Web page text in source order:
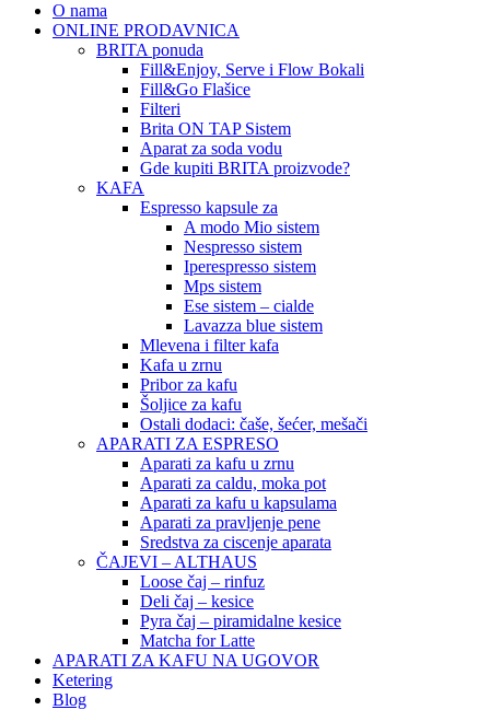
O nama
ONLINE PRODAVNICA
BRITA ponuda
Fill&Enjoy, Serve i Flow Bokali
Fill&Go Flašice
Filteri
Brita ON TAP Sistem
Aparat za soda vodu
Gde kupiti BRITA proizvode?
KAFA
Espresso kapsule za
A modo Mio sistem
Nespresso sistem
Iperespresso sistem
Mps sistem
Ese sistem – cialde
Lavazza blue sistem
Mlevena i filter kafa
Kafa u zrnu
Pribor za kafu
Šoljice za kafu
Ostali dodaci: čaše, šećer, mešači
APARATI ZA ESPRESO
Aparati za kafu u zrnu
Aparati za caldu, moka pot
Aparati za kafu u kapsulama
Aparati za pravljenje pene
Sredstva za ciscenje aparata
ČAJEVI – ALTHAUS
Loose čaj – rinfuz
Deli čaj – kesice
Pyra čaj – piramidalne kesice
Matcha for Latte
APARATI ZA KAFU NA UGOVOR
Ketering
Blog